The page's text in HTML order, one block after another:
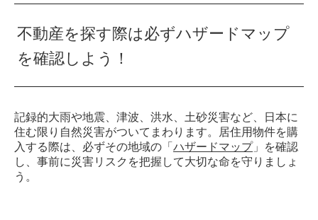
不動産を探す際は必ずハザードマップ
を確認しよう！
記録的大雨や地震、津波、洪水、土砂災害など、日本に
住む限り自然災害がついてまわります。居住用物件を購
入する際は、必ずその地域の「 ハザードマップ」を確認
し、事前に災害リスクを把握して大切な命を守りましょ
う。